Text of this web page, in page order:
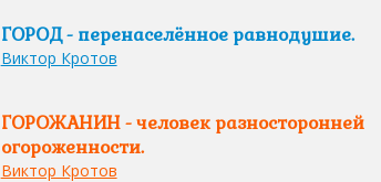
ГОРОД - перенаселённое равнодушие.
Виктор Кротов
ГОРОЖАНИН - человек разносторонней
огороженности.
Виктор Кротов